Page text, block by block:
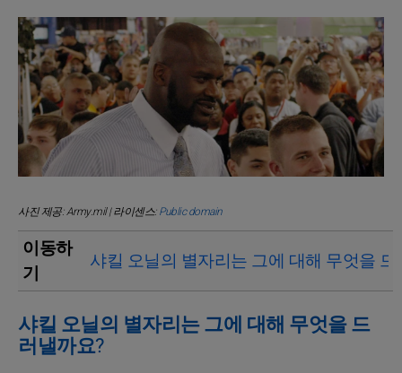
사진 제공: Army.mil | 라이센스:Public domain
이동하
기
샤킬 오닐의 별자리는 그에 대해 무엇을 드
샤킬 오닐의 별자리는 그에 대해 무엇을 드
러낼까요?